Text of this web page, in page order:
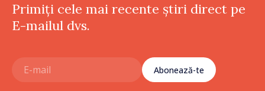
Primiți cele mai recente știri direct pe
E-mailul dvs.
Abonează-te